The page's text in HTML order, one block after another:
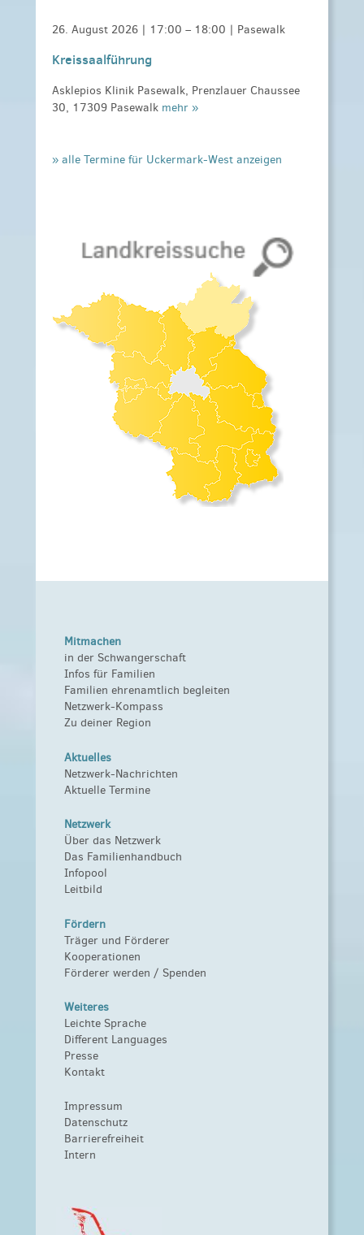
26. August 2026 | 17:00 – 18:00 | Pasewalk
Kreissaalführung
Asklepios Klinik Pasewalk, Prenzlauer Chaussee
30, 17309 Pasewalk mehr »
» alle Termine für Uckermark-West anzeigen
Mitmachen
in der Schwangerschaft
Infos für Familien
Familien ehrenamtlich begleiten
Netzwerk-Kompass
Zu deiner Region
Aktuelles
Netzwerk-Nachrichten
Aktuelle Termine
Netzwerk
Über das Netzwerk
Das Familienhandbuch
Infopool
Leitbild
Fördern
Träger und Förderer
Kooperationen
Förderer werden / Spenden
Weiteres
Leichte Sprache
Different Languages
Presse
Kontakt
Impressum
Datenschutz
Barrierefreiheit
Intern